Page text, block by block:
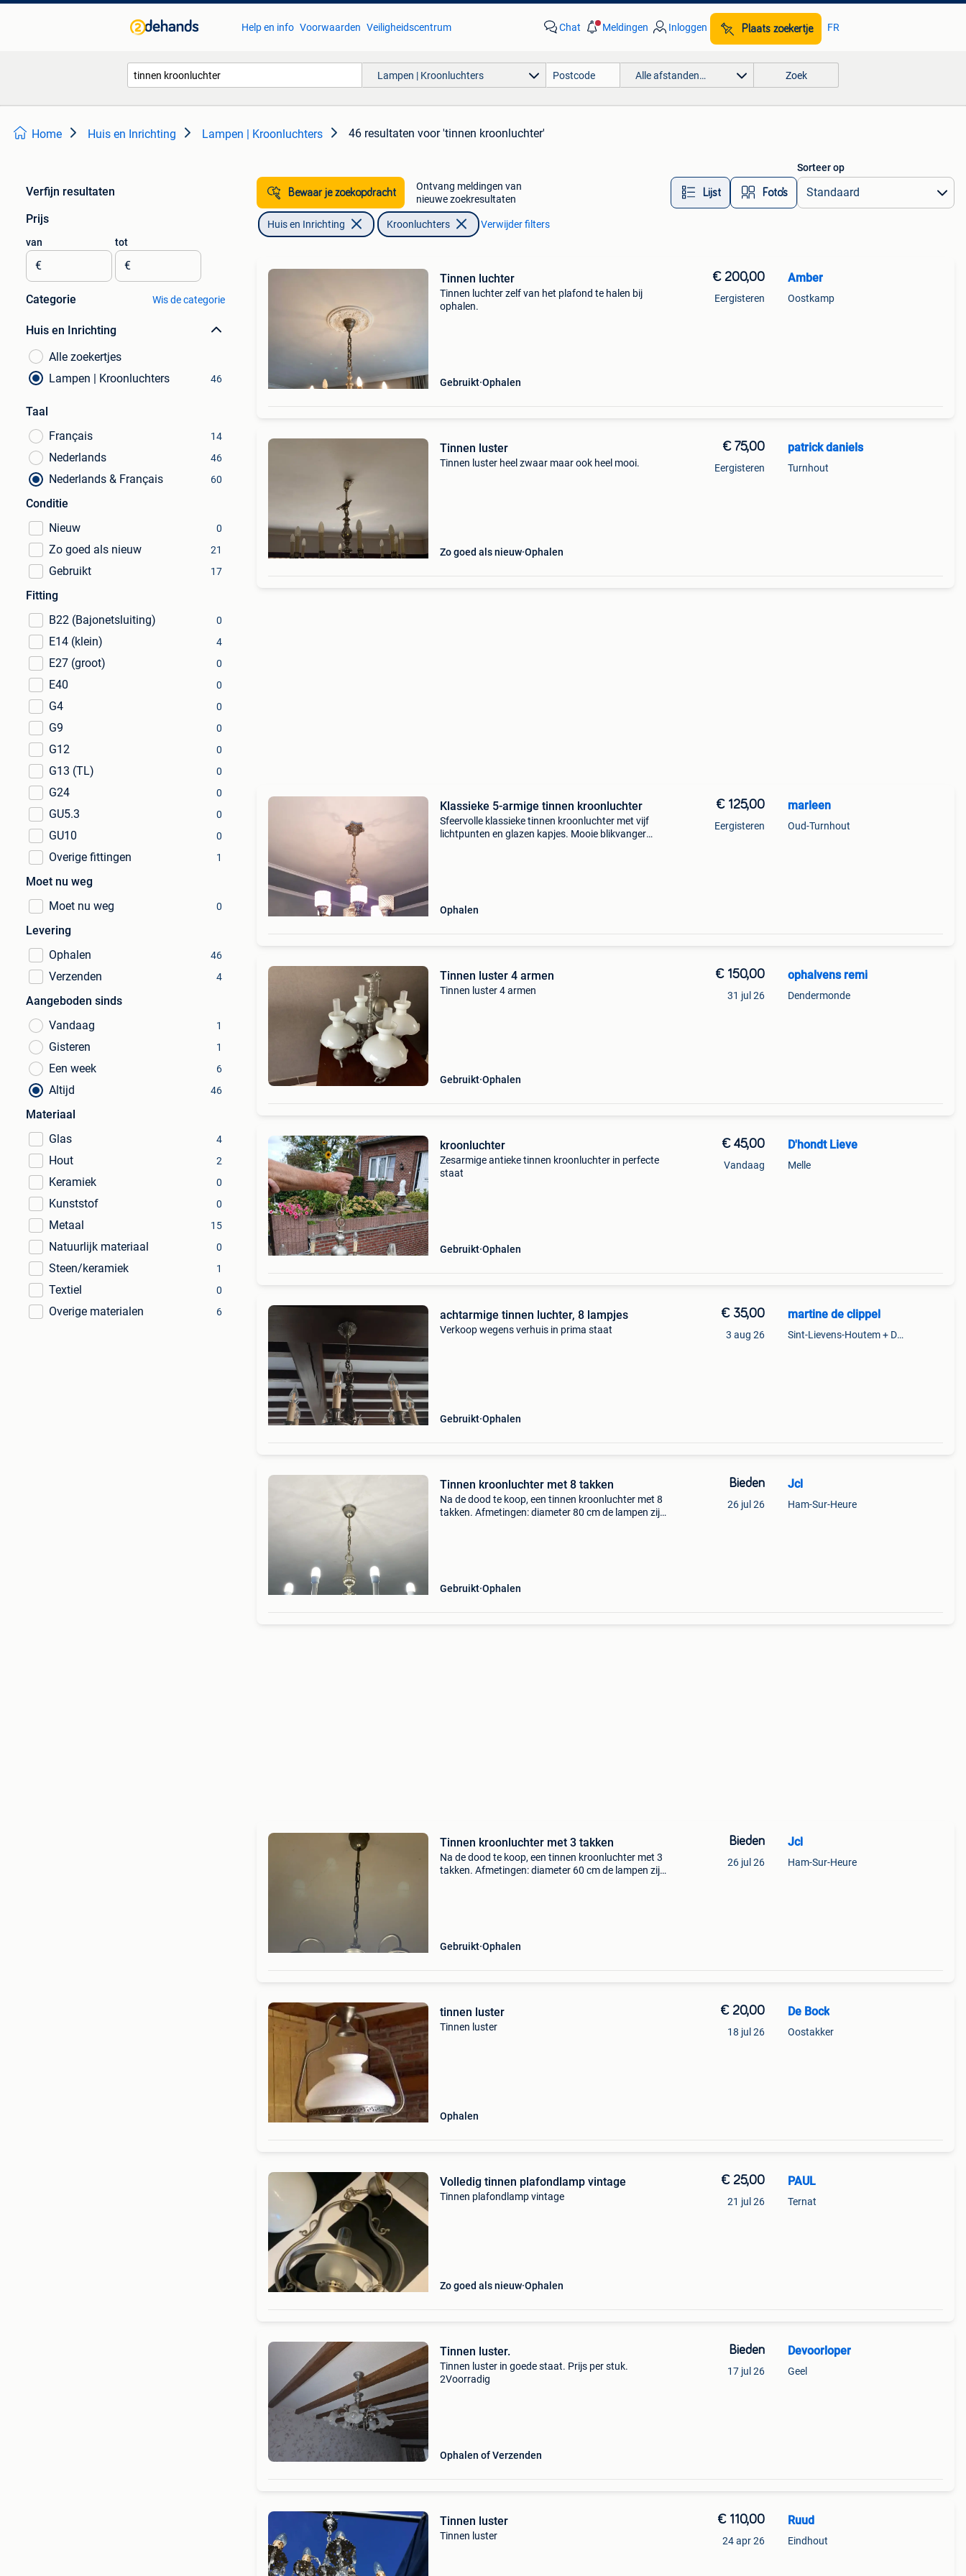
Help en info Voorwaarden Veiligheidscentrum Chat Meldingen Inloggen Plaats zoekertje FR
Lampen | Kroonluchters Alle afstanden… Zoek
Home Huis en Inrichting Lampen | Kroonluchters 46 resultaten voor 'tinnen kroonluchter'
Verfijn resultaten
Prijs
van
€
tot
€
Categorie Wis de categorie
Huis en Inrichting
Alle zoekertjes
Lampen | Kroonluchters
46
Taal
Français
14
Nederlands 46
Nederlands & Français 60
Conditie
Nieuw
0
Zo goed als nieuw 21
Gebruikt 17
Fitting
B22 (Bajonetsluiting)
0
E14 (klein) 4
E27 (groot) 0
E40 0
G4 0
G9 0
G12 0
G13 (TL) 0
G24 0
GU5.3 0
GU10 0
Overige fittingen 1
Moet nu weg
Moet nu weg
0
Levering
Ophalen
46
Verzenden 4
Aangeboden sinds
Vandaag
1
Gisteren 1
Een week 6
Altijd 46
Materiaal
Glas
4
Hout 2
Keramiek 0
Kunststof 0
Metaal 15
Natuurlijk materiaal 0
Steen/keramiek 1
Textiel 0
Overige materialen 6
Bewaar je zoekopdracht
Ontvang meldingen van
nieuwe zoekresultaten
Lijst Foto’s
Sorteer op
Huis en Inrichting Kroonluchters Verwijder filters
Tinnen luchter
Tinnen luchter zelf van het plafond te halen bij
ophalen.
Gebruikt Ophalen
€ 200,00
Eergisteren
Amber
Oostkamp
Tinnen luster
Tinnen luster heel zwaar maar ook heel mooi.
Zo goed als nieuw Ophalen
€ 75,00
Eergisteren
patrick daniels
Turnhout
Klassieke 5-armige tinnen kroonluchter
Sfeervolle klassieke tinnen kroonluchter met vijf
lichtpunten en glazen kapjes. Mooie blikvanger
Ophalen
€ 125,00
Eergisteren
marleen
Oud-Turnhout
Tinnen luster 4 armen
Tinnen luster 4 armen
Gebruikt Ophalen
€ 150,00
31 jul 26
ophalvens remi
Dendermonde
kroonluchter
Zesarmige antieke tinnen kroonluchter in perfecte
staat
Gebruikt Ophalen
€ 45,00
Vandaag
D'hondt Lieve
Melle
achtarmige tinnen luchter, 8 lampjes
Verkoop wegens verhuis in prima staat
Gebruikt Ophalen
€ 35,00
3 aug 26
martine de clippel
Sint-Lievens-Houtem + Deel Oombergen
Tinnen kroonluchter met 8 takken
Na de dood te koop, een tinnen kroonluchter met 8
takken. Afmetingen: diameter 80 cm de lampen zijn
Gebruikt Ophalen
Bieden
26 jul 26
Jcl
Ham-Sur-Heure
Tinnen kroonluchter met 3 takken
Na de dood te koop, een tinnen kroonluchter met 3
takken. Afmetingen: diameter 60 cm de lampen zijn
Gebruikt Ophalen
Bieden
26 jul 26
Jcl
Ham-Sur-Heure
tinnen luster
Tinnen luster
Ophalen
€ 20,00
18 jul 26
De Bock
Oostakker
Volledig tinnen plafondlamp vintage
Tinnen plafondlamp vintage
Zo goed als nieuw Ophalen
€ 25,00
21 jul 26
PAUL
Ternat
Tinnen luster.
Tinnen luster in goede staat. Prijs per stuk.
2Voorradig
Ophalen of Verzenden
Bieden
17 jul 26
Devoorloper
Geel
Tinnen luster
Tinnen luster
€ 110,00
24 apr 26
Ruud
Eindhout